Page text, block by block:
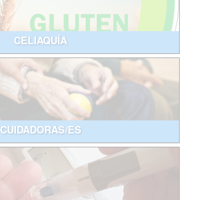
CELIAQUÍA
CUIDADORAS/ES